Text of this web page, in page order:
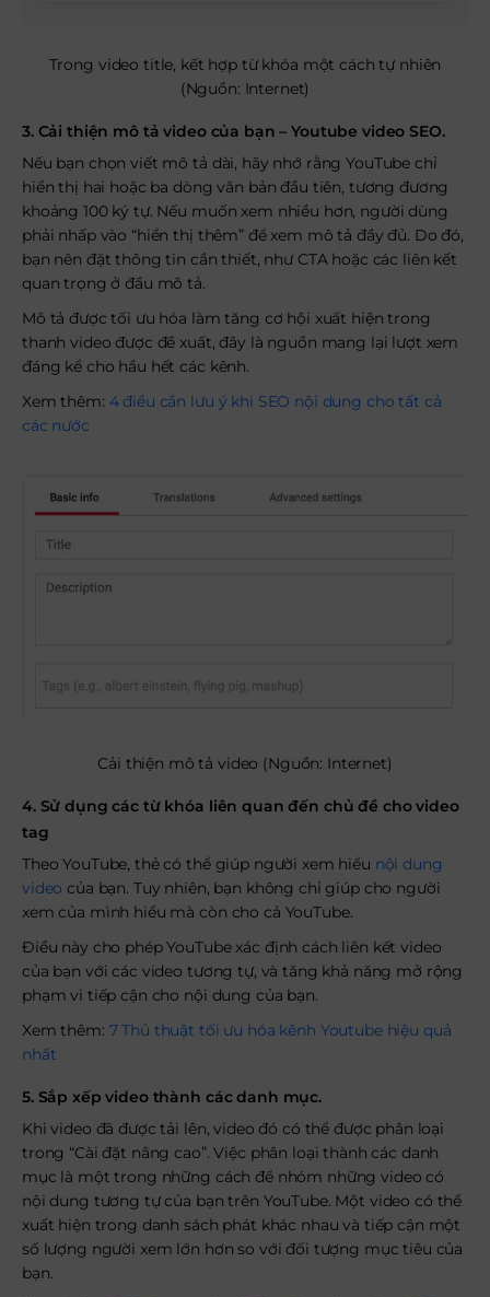
Trong video title, kết hợp từ khóa một cách tự nhiên
(Nguồn: Internet)
3. Cải thiện mô tả video của bạn –Youtube video SEO.
Nếu bạn chọn viết mô tả dài, hãy nhớ rằng YouTube chỉ
hiển thị hai hoặc ba dòng văn bản đầu tiên, tương đương
khoảng 100 ký tự. Nếu muốn xem nhiều hơn, người dùng
phải nhấp vào “hiển thị thêm” để xem mô tả đầy đủ. Do đó,
bạn nên đặt thông tin cần thiết, như CTA hoặc các liên kết
quan trọng ở đầu mô tả.
Mô tả được tối ưu hóa làm tăng cơ hội xuất hiện trong
thanh video được đề xuất, đây là nguồn mang lại lượt xem
đáng kể cho hầu hết các kênh.
Xem thêm: 4 điều cần lưu ý khi SEO nội dung cho tất cả
các nước
Cải thiện mô tả video (Nguồn: Internet)
4. Sử dụng các từ khóa liên quan đến chủ đề cho video
tag
Theo YouTube, thẻ có thể giúp người xem hiểu nội dung
video của bạn. Tuy nhiên, bạn không chỉ giúp cho người
xem của mình hiểu mà còn cho cả YouTube.
Điều này cho phép YouTube xác định cách liên kết video
của bạn với các video tương tự, và tăng khả năng mở rộng
phạm vi tiếp cận cho nội dung của bạn.
Xem thêm: 7 Thủ thuật tối ưu hóa kênh Youtube hiệu quả
nhất
5. Sắp xếp video thành các danh mục.
Khi video đã được tải lên, video đó có thể được phân loại
trong “Cài đặt nâng cao”. Việc phân loại thành các danh
mục là một trong những cách để nhóm những video có
nội dung tương tự của bạn trên YouTube. Một video có thể
xuất hiện trong danh sách phát khác nhau và tiếp cận một
số lượng người xem lớn hơn so với đối tượng mục tiêu của
bạn.